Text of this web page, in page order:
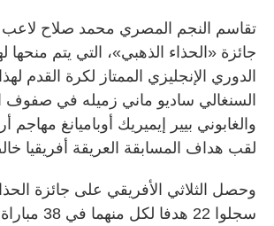
تقاسم النجم المصري محمد صلاح لاعب
جائزة «الحذاء الذهبي»، التي يتم منحها
الدوري الإنجليزي الممتاز لكرة القدم
السنغالي ساديو ماني زميله في صفوف
والغابوني بيير إيميريك أوباميانغ مهاجم
لقب هداف المسابقة العريقة أفريقيا
وحصل الثلاثي الأفريقي على جائزة
سجلوا 22 هدفا